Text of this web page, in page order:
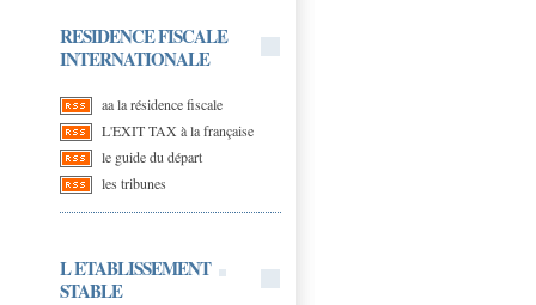
RESIDENCE FISCALE
INTERNATIONALE
aa la résidence fiscale
L'EXIT TAX à la française
le guide du départ
les tribunes
L ETABLISSEMENT
STABLE